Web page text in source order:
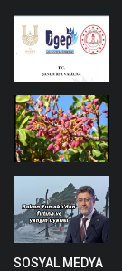
SOSYAL MEDYA